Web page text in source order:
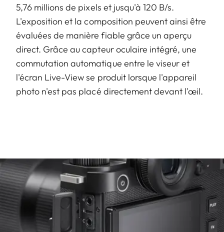
5,76 millions de pixels et jusqu'à 120 B/s.
L'exposition et la composition peuvent ainsi être
évaluées de manière fiable grâce un aperçu
direct. Grâce au capteur oculaire intégré, une
commutation automatique entre le viseur et
l'écran Live-View se produit lorsque l'appareil
photo n'est pas placé directement devant l'œil.